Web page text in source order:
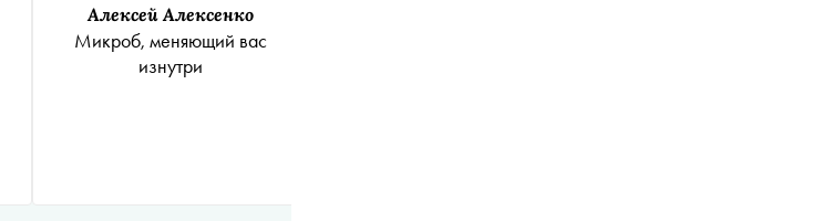
Алексей Алексенко
Микроб, меняющий вас
изнутри